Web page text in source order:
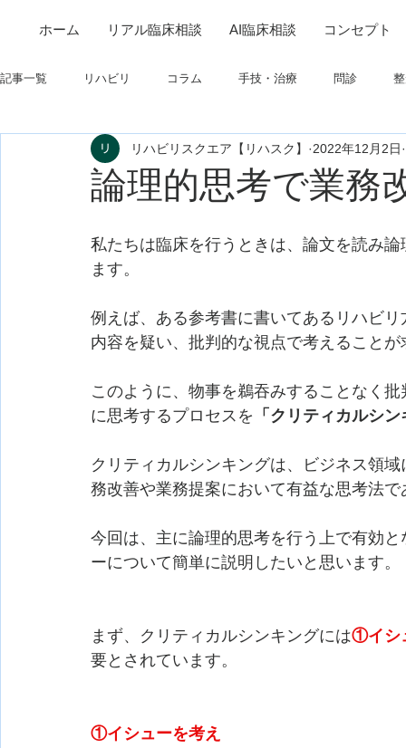
ホーム リアル臨床相談 AI臨床相談 コンセプト
記事一覧 リハビリ コラム 手技・治療 問診
制度関連 学会・研究関連 高次脳機能障害
論理的思考で業務
リハビリスクエア【リハスク】 2022年12月2日
私たちは臨床を行うときは、論文を読み
ます。
例えば、ある参考書に書いてあるリハビ
内容を疑い、批判的な視点で考えること
このように、物事を鵜吞みすることなく
に思考するプロセスを 「クリティカルシ
クリティカルシンキングは、ビジネス領
務改善や業務提案において有益な思考法
今回は、主に論理的思考を行う上で有効
ーについて簡単に説明したいと思います。
まず、クリティカルシンキングには①イシ
要とされています。
①イシューを考え